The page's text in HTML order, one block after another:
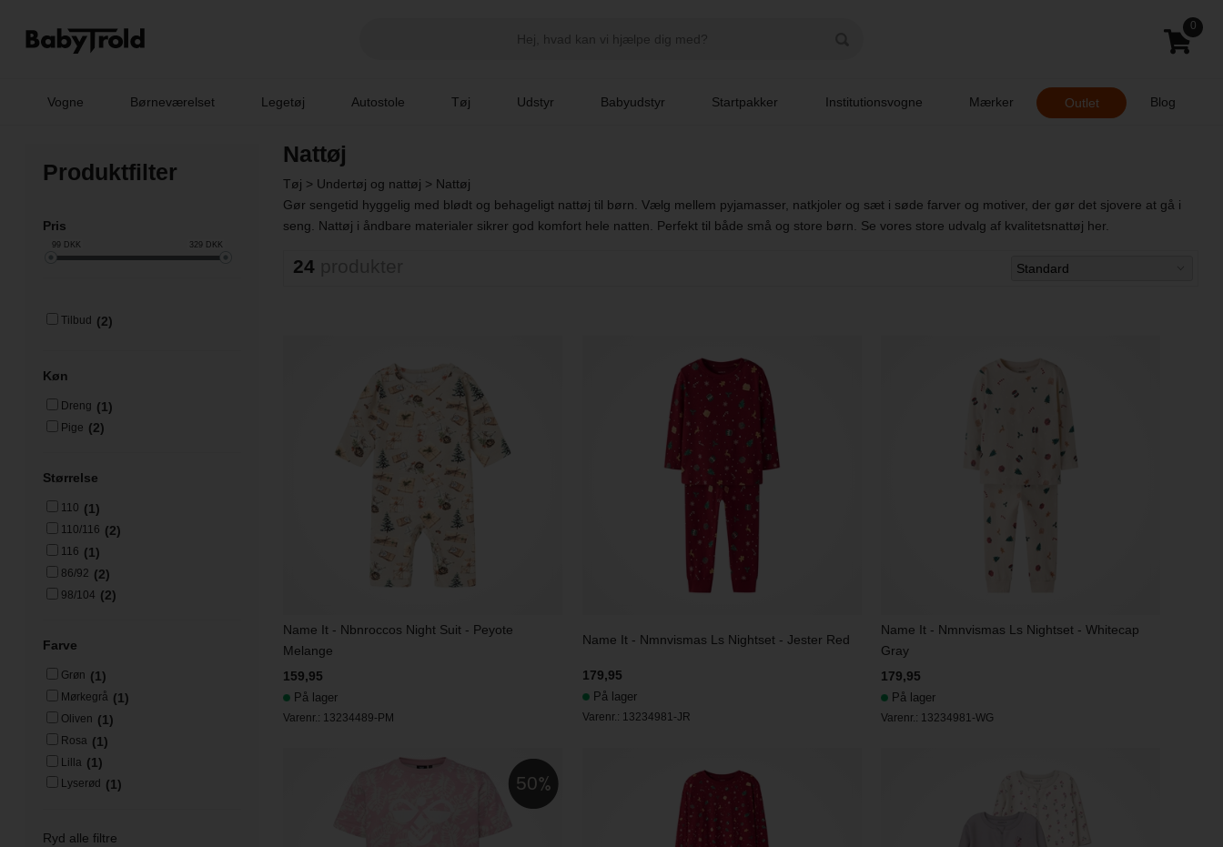
0
Vogne Børneværelset Legetøj Autostole Tøj Udstyr Babyudstyr Startpakker Institutionsvogne Mærker Outlet Blog
Produktfilter
Pris
99DKK 329DKK
Tilbud (2)
Køn
Dreng (1)
Pige (2)
Størrelse
110 (1)
110/116 (2)
116 (1)
86/92 (2)
98/104 (2)
Farve
Grøn (1)
Mørkegrå (1)
Oliven (1)
Rosa (1)
Lilla (1)
Lyserød (1)
Ryd alle filtre
Nattøj
Tøj > Undertøj og nattøj > Nattøj
Gør sengetid hyggelig med blødt og behageligt nattøj til børn. Vælg mellem pyjamasser, natkjoler og sæt i søde farver og motiver, der gør det sjovere at gå i
seng. Nattøj i åndbare materialer sikrer god komfort hele natten. Perfekt til både små og store børn. Se vores store udvalg af kvalitetsnattøj her.
24produkter
Name It - Nbnroccos Night Suit - Peyote
Melange
159,95
På lager
Varenr.: 13234489-PM
Name It - Nmnvismas Ls Nightset - Jester Red
179,95
På lager
Varenr.: 13234981-JR
Name It - Nmnvismas Ls Nightset - Whitecap
Gray
179,95
På lager
Varenr.: 13234981-WG
50